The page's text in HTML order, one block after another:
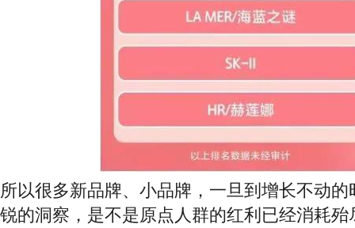
所以很多新品牌、小品牌，一旦到增长不动
锐的洞察，是不是原点人群的红利已经消耗殆